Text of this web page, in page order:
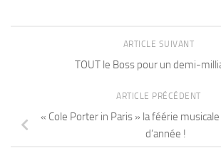
ARTICLE SUIVANT
TOUT le Boss pour un demi-
ARTICLE PRÉCÉDENT
« Cole Porter in Paris » la féérie
d’année !